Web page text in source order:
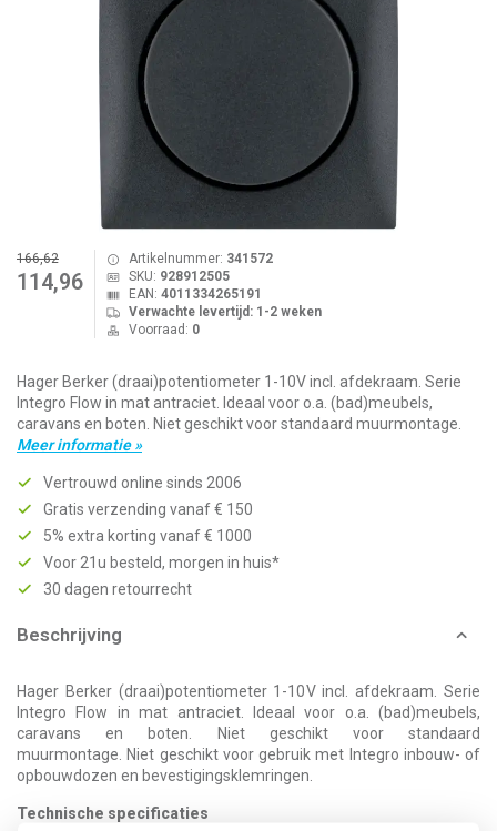
166,62
114,96
Artikelnummer: 341572
SKU: 928912505
EAN: 4011334265191
Verwachte levertijd: 1-2 weken
Voorraad: 0
Hager Berker (draai)potentiometer 1-10V incl. afdekraam. Serie
Integro Flow in mat antraciet. Ideaal voor o.a. (bad)meubels,
caravans en boten. Niet geschikt voor standaard muurmontage.
Meer informatie »
Vertrouwd online sinds 2006
Gratis verzending vanaf € 150
5% extra korting vanaf € 1000
Voor 21u besteld, morgen in huis*
30 dagen retourrecht
Beschrijving
Hager Berker (draai)potentiometer 1-10V incl. afdekraam. Serie
Integro Flow in mat antraciet. Ideaal voor o.a. (bad)meubels,
caravans en boten. Niet geschikt voor standaard
muurmontage. Niet geschikt voor gebruik met Integro inbouw- of
opbouwdozen en bevestigingsklemringen.
Technische specificaties